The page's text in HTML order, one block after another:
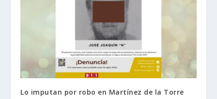
Lo imputan por robo en Martínez de la Torre